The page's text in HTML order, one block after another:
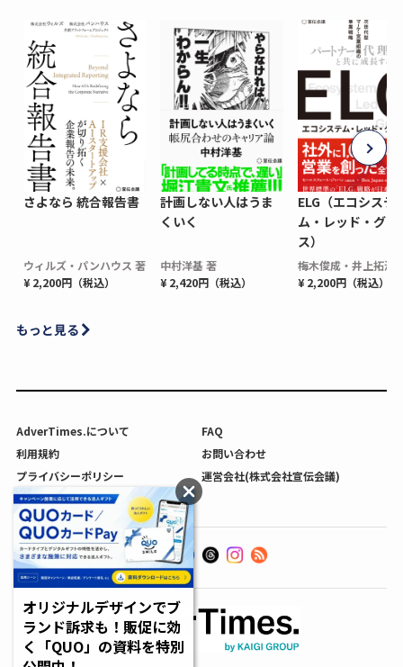
さよなら 統合報告書
ウィルズ・パンハウス 著
¥ 2,200円（税込）
計画しない人はうま
くいく
中村洋基 著
¥ 2,420円（税込）
ELG（エコシステ
ム・レッド・グロ
ス）
梅木俊成・井上拓海
¥ 2,200円（税込）
もっと見る
AdverTimes.について
FAQ
利用規約
お問い合わせ
プライバシーポリシー
運営会社(株式会社宣伝会議)
利用者情報の外部送信について
オリジナルデザインでブ
ランド訴求も！販促に効
く「QUO」の資料を特別